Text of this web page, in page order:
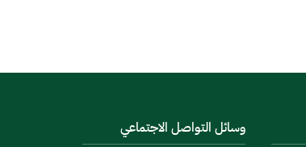
وسائل التواصل الاجتماعي